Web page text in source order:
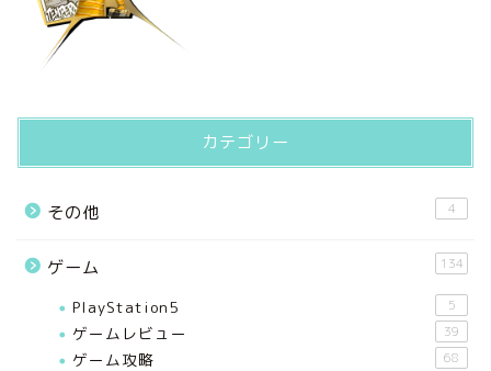
カテゴリー
その他 4
ゲーム 134
PlayStation5 5
ゲームレビュー 39
ゲーム攻略 68